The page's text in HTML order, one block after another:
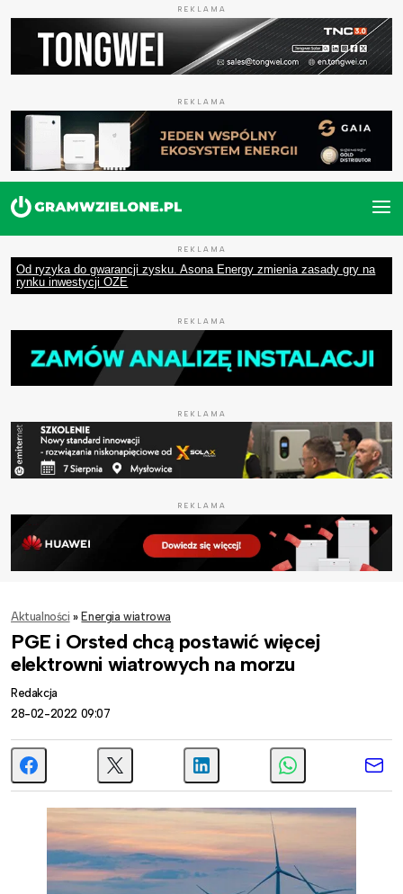
REKLAMA
REKLAMA
REKLAMA
Od ryzyka do gwarancji zysku. Asona Energy zmienia zasady gry na
rynku inwestycji OZE
REKLAMA
REKLAMA
REKLAMA
Aktualności » Energia wiatrowa
PGE i Orsted chcą postawić więcej
elektrowni wiatrowych na morzu
Redakcja
28-02-2022 09:07